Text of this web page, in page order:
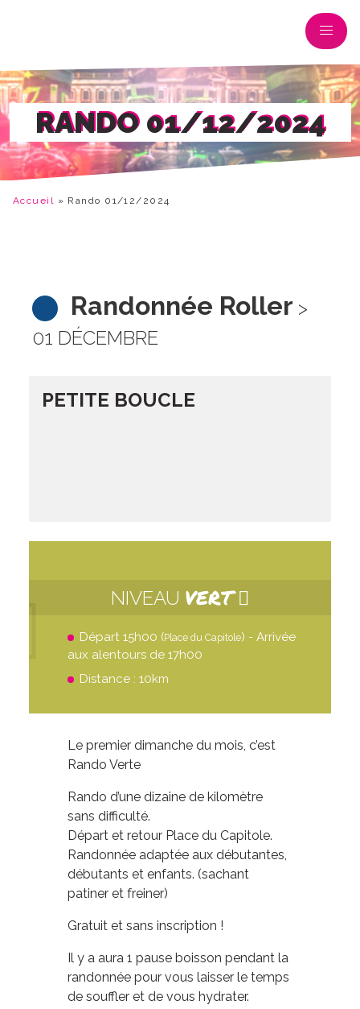
RANDO 01/12/2024
Accueil » Rando 01/12/2024
Randonnée Roller >
01 DÉCEMBRE
PETITE BOUCLE
NIVEAU VERT
Départ 15h00 (Place du Capitole) - Arrivée
aux alentours de 17h00
Distance : 10km
Le premier dimanche du mois, c’est
Rando Verte
Rando d’une dizaine de kilomètre
sans difficulté.
Départ et retour Place du Capitole.
Randonnée adaptée aux débutantes,
débutants et enfants. (sachant
patiner et freiner)
Gratuit et sans inscription !
Il y a aura 1 pause boisson pendant la
randonnée pour vous laisser le temps
de souffler et de vous hydrater.